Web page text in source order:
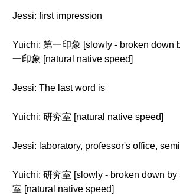
Jessi: first impression
Yuichi: 第一印象 [slowly - broken down
一印象 [natural native speed]
Jessi: The last word is
Yuichi: 研究室 [natural native speed]
Jessi: laboratory, professor's office,
Yuichi: 研究室 [slowly - broken down
室 [natural native speed]